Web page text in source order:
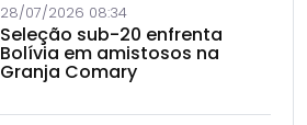
28/07/2026 08:34
Seleção sub-20 enfrenta
Bolívia em amistosos na
Granja Comary